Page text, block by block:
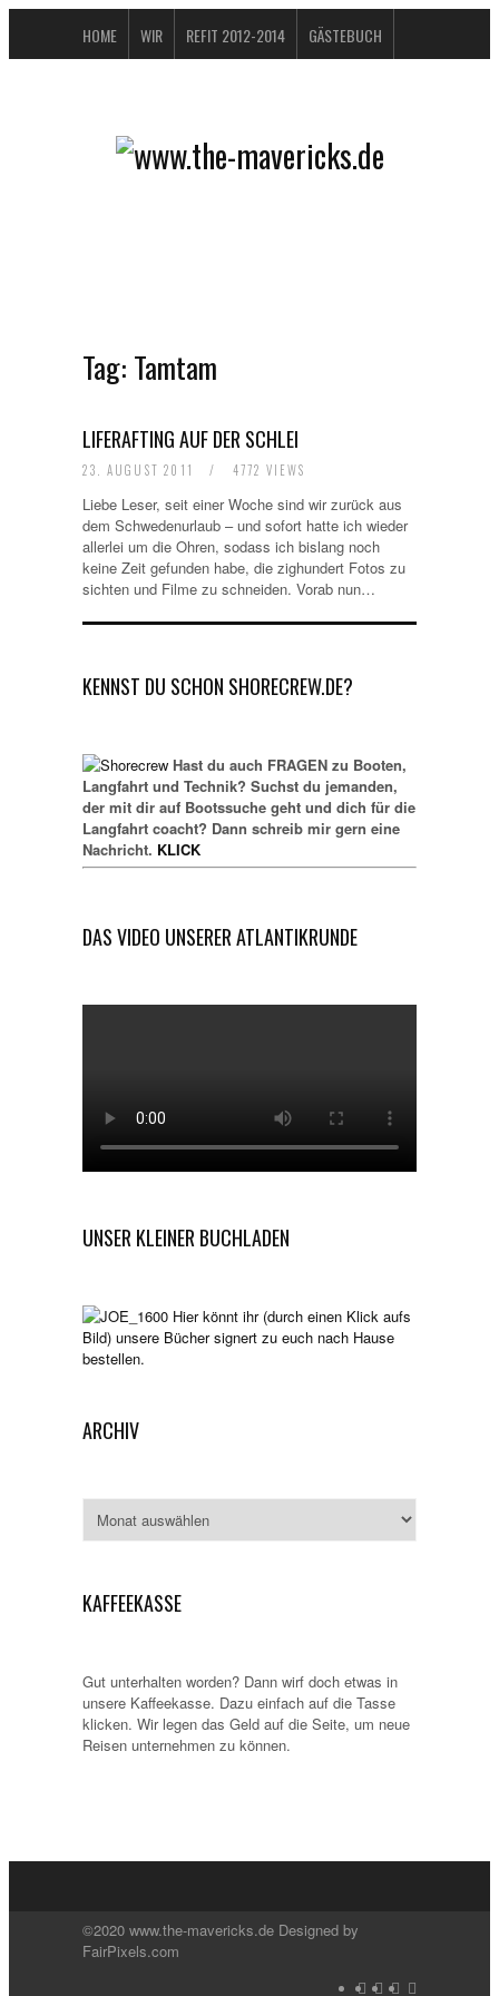
HOME WIR REFIT 2012-2014 GÄSTEBUCH
DATENSCHUTZERKLÄRUNG
Tag: Tamtam
LIFERAFTING AUF DER SCHLEI
23. AUGUST 2011 / 4772 VIEWS
Liebe Leser, seit einer Woche sind wir zurück aus
dem Schwedenurlaub – und sofort hatte ich wieder
allerlei um die Ohren, sodass ich bislang noch
keine Zeit gefunden habe, die zighundert Fotos zu
sichten und Filme zu schneiden. Vorab nun…
KENNST DU SCHON SHORECREW.DE?
Hast du auch FRAGEN zu Booten,
Langfahrt und Technik? Suchst du jemanden,
der mit dir auf Bootssuche geht und dich für die
Langfahrt coacht? Dann schreib mir gern eine
Nachricht. KLICK
DAS VIDEO UNSERER ATLANTIKRUNDE
UNSER KLEINER BUCHLADEN
Hier könnt ihr (durch einen Klick aufs
Bild) unsere Bücher signert zu euch nach Hause
bestellen.
ARCHIV
KAFFEEKASSE
Gut unterhalten worden? Dann wirf doch etwas in
unsere Kaffeekasse. Dazu einfach auf die Tasse
klicken. Wir legen das Geld auf die Seite, um neue
Reisen unternehmen zu können.
©2020 www.the-mavericks.de Designed by
FairPixels.com